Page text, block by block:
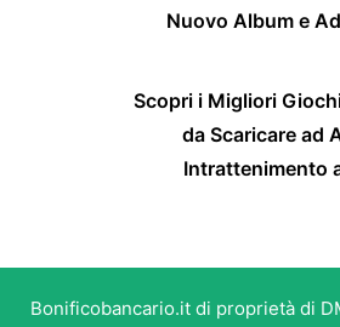
Nuovo Album e
Scopri i Migliori
da Scaricare ad
Intrattenimento
Bonificobancario.it di proprietà di